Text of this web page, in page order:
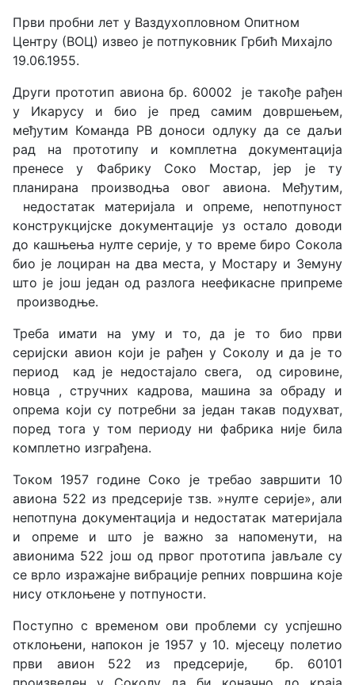
Први пробни лет у Ваздухопловном Опитном
Центру (ВОЦ) извео је потпуковник Грбић Михајло
19.06.1955.
Други прототип авиона бр. 60002 је такође рађен
у Икарусу и био је пред самим довршењем,
међутим Команда РВ доноси одлуку да се даљи
рад на прототипу и комплетна документација
пренесе у Фабрику Соко Мостар, јер је ту
планирана производња овог авиона. Међутим,
недостатак материјала и опреме, непотпуност
конструкцијске документације уз остало доводи
до кашњења нулте серије, у то време биро Сокола
био је лоциран на два места, у Мостару и Земуну
што је још један од разлога неефикасне припреме
производње.
Треба имати на уму и то, да је то био први
серијски авион који је рађен у Соколу и да је то
период кад је недостајало свега, од сировине,
новца , стручних кадрова, машина за обраду и
опрема који су потребни за један такав подухват,
поред тога у том периоду ни фабрика није била
комплетно изграђена.
Током 1957 године Соко је требао завршити 10
авиона 522 из предсерије тзв. »нулте серије», али
непотпуна документација и недостатак материјала
и опреме и што је важно за напоменути, на
авионима 522 још од првог прототипа јављале су
се врло изражајне вибрације репних површина које
нису отклоњене у потпуности.
Поступно с временом ови проблеми су успјешно
отклоњени, напокон је 1957 у 10. мјесецу полетио
први авион 522 из предсерије, бр. 60101